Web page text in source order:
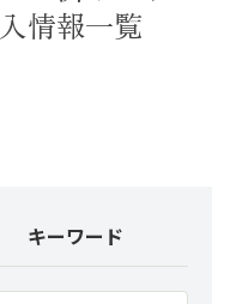
情報一覧
キーワード